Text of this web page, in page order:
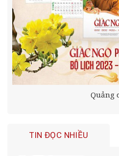
Quảng
TIN ĐỌC NHIỀU